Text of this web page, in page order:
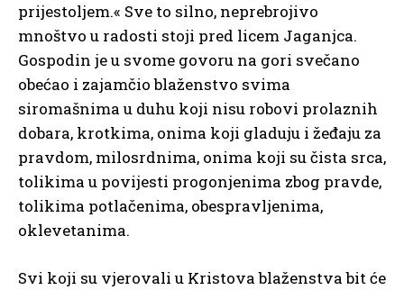
prijestoljem.« Sve to silno, neprebrojivo
mnoštvo u radosti stoji pred licem Jaganjca.
Gospodin je u svome govoru na gori svečano
obećao i zajamčio blaženstvo svima
siromašnima u duhu koji nisu robovi prolaznih
dobara, krotkima, onima koji gladuju i žeđaju za
pravdom, milosrdnima, onima koji su čista srca,
tolikima u povijesti progonjenima zbog pravde,
tolikima potlačenima, obespravljenima,
oklevetanima.
Svi koji su vjerovali u Kristova blaženstva bit će